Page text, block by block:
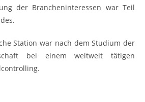
der Brancheninteressen war Teil
Station war nach dem Studium der
bei einem weltweit tätigen